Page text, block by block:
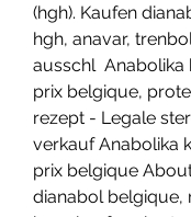
(hgh). Kaufen
hgh, anavar,
ausschl  Anabolika
prix belgique,
rezept - Legale
verkauf Anabolika
prix belgique
dianabol belgique,